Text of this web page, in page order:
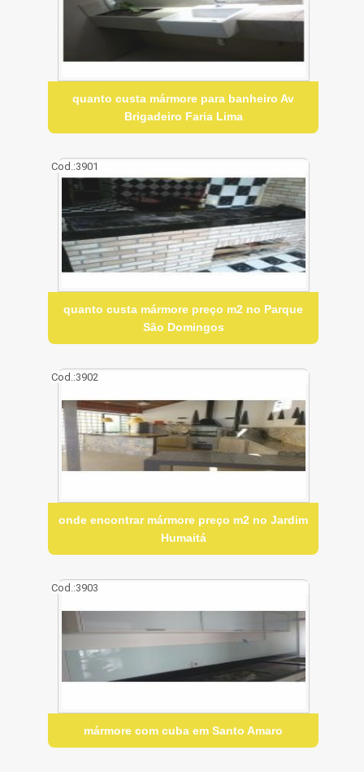
quanto custa mármore para banheiro Av
Brigadeiro Faria Lima
Cod.:3901
quanto custa mármore preço m2 no Parque
São Domingos
Cod.:3902
onde encontrar mármore preço m2 no Jardim
Humaitá
Cod.:3903
mármore com cuba em Santo Amaro